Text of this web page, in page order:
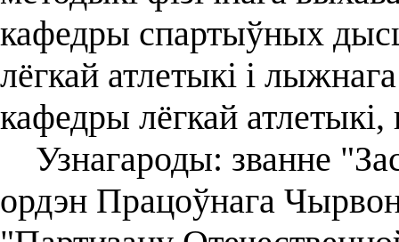
кафедры спартыўных
лёгкай атлетыкі і
кафедры лёгкай
Узнагароды: званне
ордэн Працоўнага